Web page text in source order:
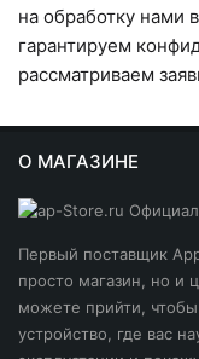
на обработку нами
гарантируем
рассматриваем
О МАГАЗИНЕ
Первый поставщик
просто магазин, но и
можете прийти,
устройство, где вас